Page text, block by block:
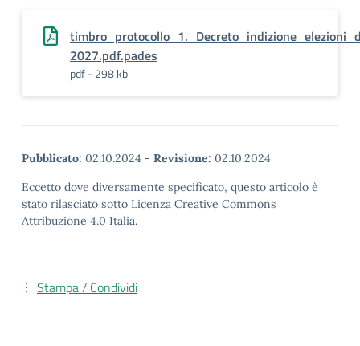
2027.pdf.pades
pdf - 298 kb
Pubblicato: 02.10.2024 - Revisione: 02.10.2024
Eccetto dove diversamente specificato, questo articolo è
stato rilasciato sotto Licenza Creative Commons
Attribuzione 4.0 Italia.
Stampa / Condividi